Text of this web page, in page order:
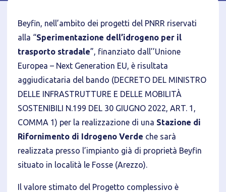
Beyfin, nell’ambito dei progetti del PNRR riservati
alla “Sperimentazione dell’idrogeno per il
trasporto stradale”, finanziato dall’’Unione
Europea – Next Generation EU, è risultata
aggiudicataria del bando (DECRETO DEL MINISTRO
DELLE INFRASTRUTTURE E DELLE MOBILITÀ
SOSTENIBILI N.199 DEL 30 GIUGNO 2022, ART. 1,
COMMA 1) per la realizzazione di una Stazione di
Rifornimento di Idrogeno Verde che sarà
realizzata presso l’impianto già di proprietà Beyfin
situato in località le Fosse (Arezzo).
Il valore stimato del Progetto complessivo è
Privacy Policy
Tecnici